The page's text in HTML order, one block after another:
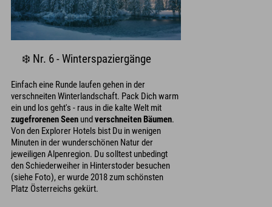
❄️ Nr. 6 - Winterspaziergänge
Einfach eine Runde laufen gehen in der
verschneiten Winterlandschaft. Pack Dich warm
ein und los geht's - raus in die kalte Welt mit
zugefrorenen Seen undverschneiten Bäumen.
Von den Explorer Hotels bist Du in wenigen
Minuten in der wunderschönen Natur der
jeweiligen Alpenregion. Du solltest unbedingt
den Schiederweiher in Hinterstoder besuchen
(siehe Foto), er wurde 2018 zum schönsten
Platz Österreichs gekürt.